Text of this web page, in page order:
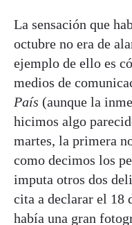
La sensación que
octubre no era de
ejemplo de ello es
medios de
País (aunque la
hicimos algo
martes, la primera
como decimos los
imputa otros dos
cita a declarar el 18
había una gran